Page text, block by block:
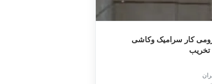
کار سرامیک وکاشی
تخریب